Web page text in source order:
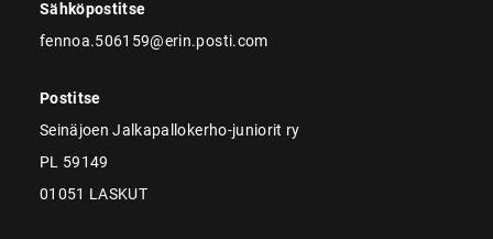
Sähköpostitse
fennoa.506159@erin.posti.com
Postitse
Seinäjoen Jalkapallokerho-juniorit ry
PL 59149
01051 LASKUT